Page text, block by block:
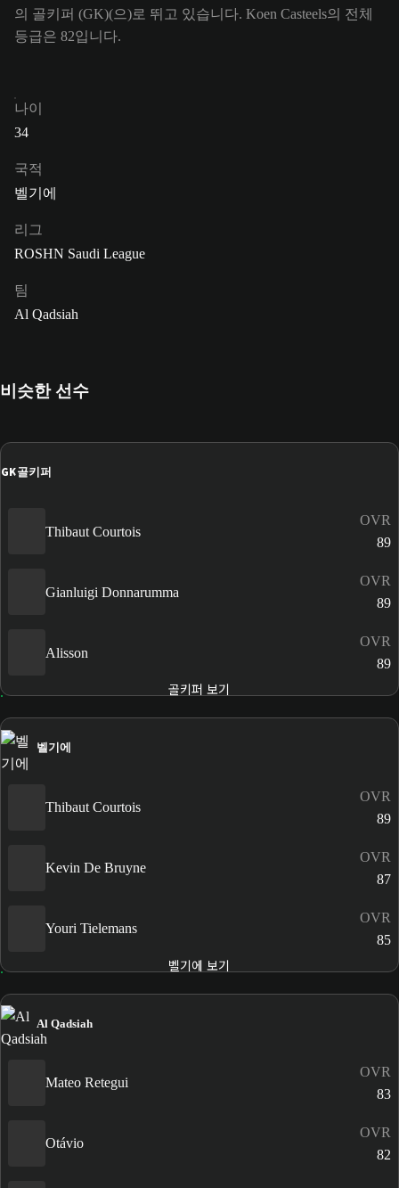
의 골키퍼 (GK)(으)로 뛰고 있습니다. Koen Casteels의 전체
등급은 82입니다.
나이
34
국적
벨기에
리그
ROSHN Saudi League
팀
Al Qadsiah
비슷한 선수
GK골키퍼
Thibaut Courtois
OVR
89
Gianluigi Donnarumma
OVR
89
Alisson
OVR
89
골키퍼 보기
벨기에
Thibaut Courtois
OVR
89
Kevin De Bruyne
OVR
87
Youri Tielemans
OVR
85
벨기에 보기
Al Qadsiah
Mateo Retegui
OVR
83
Otávio
OVR
82